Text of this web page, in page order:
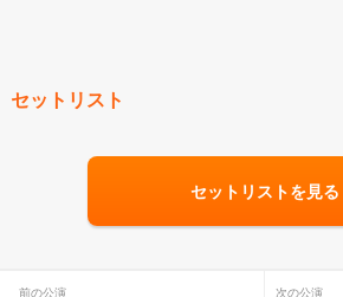
セットリスト
セットリストを見る
前の公演 次の公演